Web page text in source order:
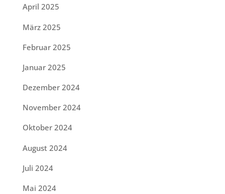
April 2025
März 2025
Februar 2025
Januar 2025
Dezember 2024
November 2024
Oktober 2024
August 2024
Juli 2024
Mai 2024